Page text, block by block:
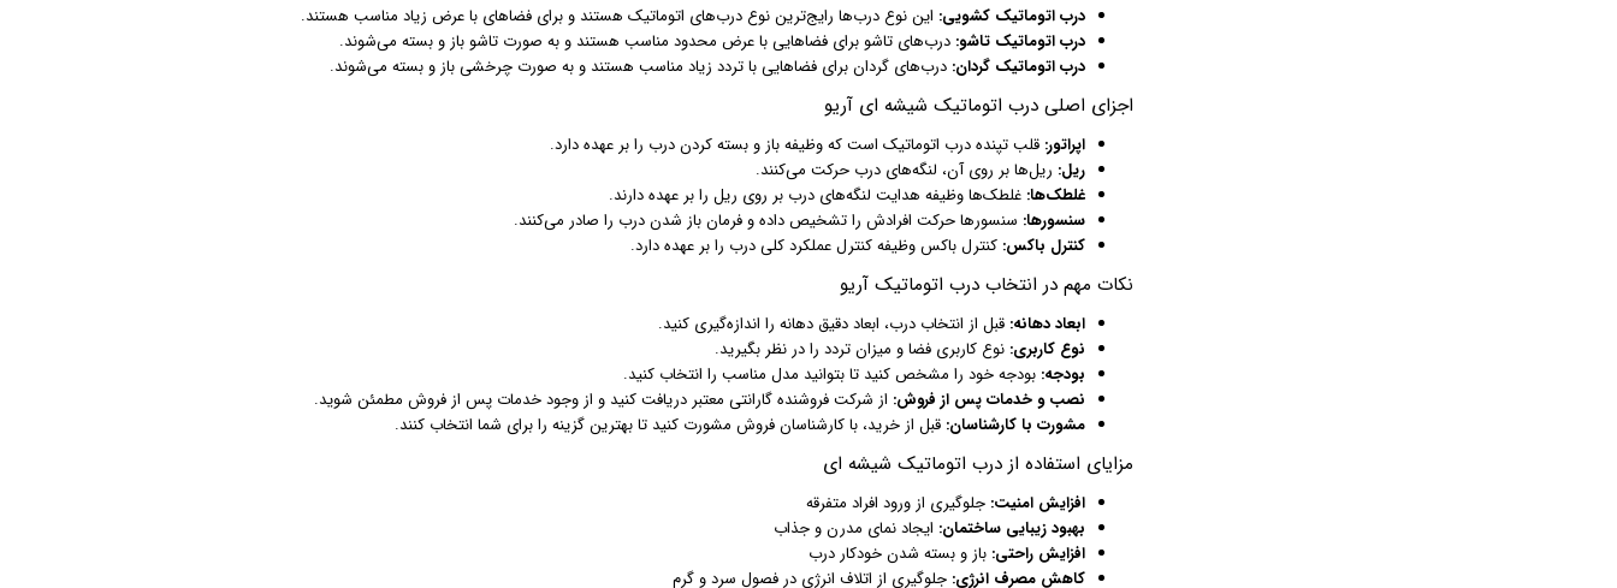
درب اتوماتیک کشویی: این نوع درب‌ها رایج‌ترین نوع درب‌های اتوماتیک هستند و برای فضاهای با عرض زیاد مناسب هستند.
درب اتوماتیک تاشو: درب‌های تاشو برای فضاهایی با عرض محدود مناسب هستند و به صورت تاشو باز و بسته می‌شوند.
درب اتوماتیک گردان: درب‌های گردان برای فضاهایی با تردد زیاد مناسب هستند و به صورت چرخشی باز و بسته می‌شوند.
اجزای اصلی درب اتوماتیک شیشه ای آریو
اپراتور: قلب تپنده درب اتوماتیک است که وظیفه باز و بسته کردن درب را بر عهده دارد.
ریل: ریل‌ها بر روی آن، لنگه‌های درب حرکت می‌کنند.
غلطک‌ها: غلطک‌ها وظیفه هدایت لنگه‌های درب بر روی ریل را بر عهده دارند.
سنسورها: سنسورها حرکت افرادش را تشخیص داده و فرمان باز شدن درب را صادر می‌کنند.
کنترل باکس: کنترل باکس وظیفه کنترل عملکرد کلی درب را بر عهده دارد.
نکات مهم در انتخاب درب اتوماتیک آریو
ابعاد دهانه: قبل از انتخاب درب، ابعاد دقیق دهانه را اندازه‌گیری کنید.
نوع کاربری: نوع کاربری فضا و میزان تردد را در نظر بگیرید.
بودجه: بودجه خود را مشخص کنید تا بتوانید مدل مناسب را انتخاب کنید.
نصب و خدمات پس از فروش: از شرکت فروشنده گارانتی معتبر دریافت کنید و از وجود خدمات پس از فروش مطمئن شوید.
مشورت با کارشناسان: قبل از خرید، با کارشناسان فروش مشورت کنید تا بهترین گزینه را برای شما انتخاب کنند.
مزایای استفاده از درب اتوماتیک شیشه ای
افزایش امنیت: جلوگیری از ورود افراد متفرقه
بهبود زیبایی ساختمان: ایجاد نمای مدرن و جذاب
افزایش راحتی: باز و بسته شدن خودکار درب
کاهش مصرف انرژی: جلوگیری از اتلاف انرژی در فصول سرد و گرم